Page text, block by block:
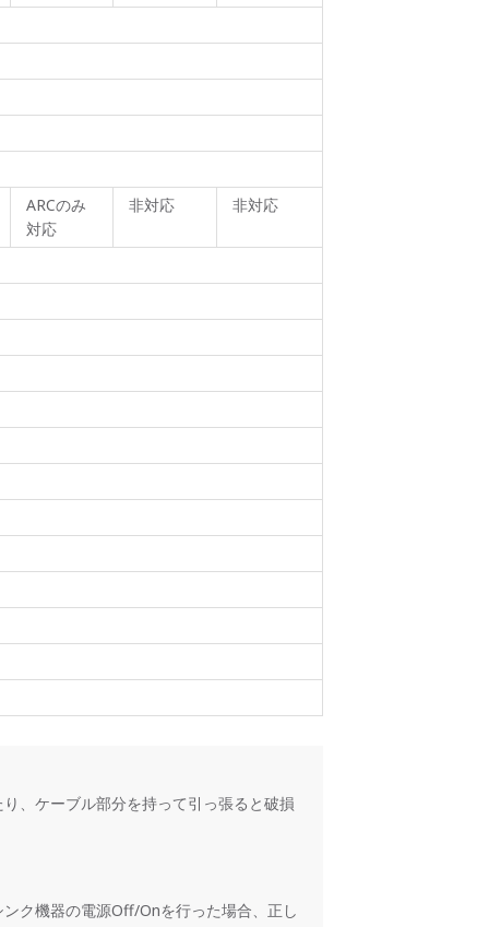
ARCのみ
対応
非対応 非対応
、ケーブル部分を持って引っ張ると破損
ク機器の電源Off/Onを行った場合、正し